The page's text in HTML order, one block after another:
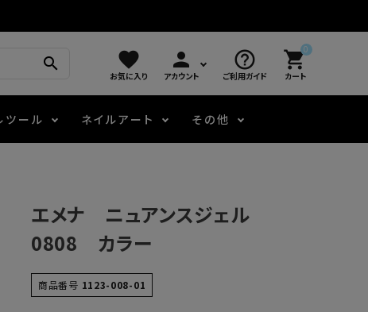
search favorite
お気に入り
person
アカウント
help_outline
ご利用ガイド
0
shopping_cart
カート
アートインク
ニュアンスジェル
ツール
容器・ポーチ
ネイルアート
その他
その他
エメナ ニュアンスジェル
0808 カラー
商品番号 1123-008-01